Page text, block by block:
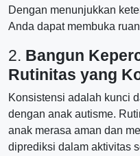
Dengan menunjukkan
Anda dapat membuka
2. Bangun
Rutinitas yang
Konsistensi adalah kunci
dengan anak autisme.
anak merasa aman dan
diprediksi dalam aktivitas